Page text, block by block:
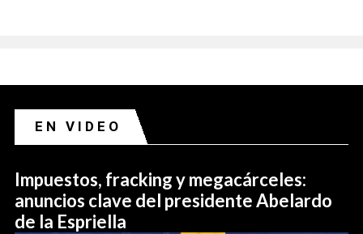
EN VIDEO
Impuestos, fracking y megacárceles:
anuncios clave del presidente Abelardo
de la Espriella